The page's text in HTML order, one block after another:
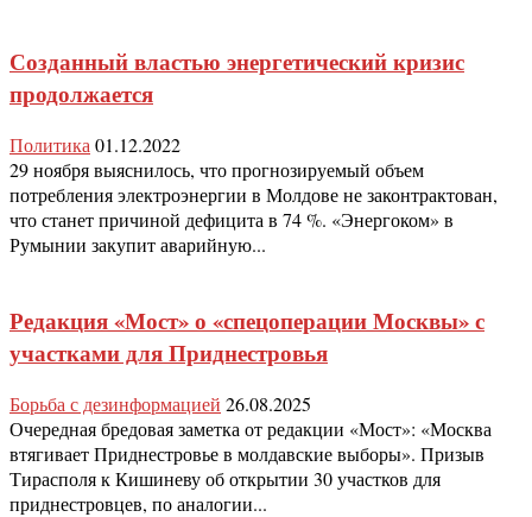
Созданный властью энергетический кризис
продолжается
Политика 01.12.2022
29 ноября выяснилось, что прогнозируемый объем
потребления электроэнергии в Молдове не законтрактован,
что станет причиной дефицита в 74 %. «Энергоком» в
Румынии закупит аварийную...
Редакция «Мост» о «спецоперации Москвы» с
участками для Приднестровья
Борьба с дезинформацией 26.08.2025
Очередная бредовая заметка от редакции «Мост»: «Москва
втягивает Приднестровье в молдавские выборы». Призыв
Тирасполя к Кишиневу об открытии 30 участков для
приднестровцев, по аналогии...